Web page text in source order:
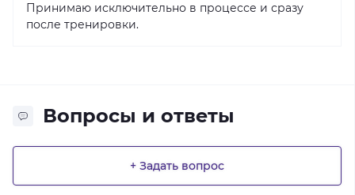
Принимаю исключительно в процессе и сразу
после тренировки.
Вопросы и ответы
+ Задать вопрос